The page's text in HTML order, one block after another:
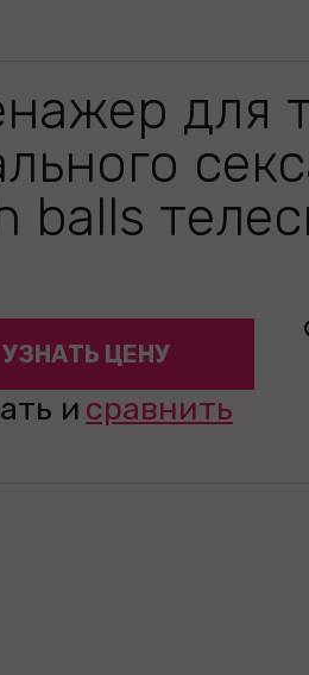
для
balls
УЗНАТЬ ЦЕНУ
и сравнить